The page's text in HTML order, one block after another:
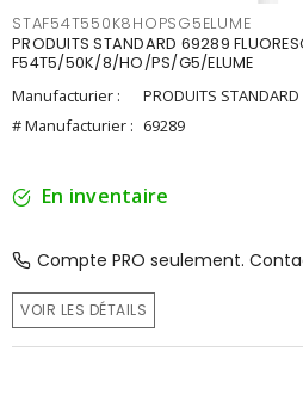
STAF54T550K8HOPSG5ELUME
PRODUITS STANDARD 69289
F54T5/50K/8/HO/PS/G5/ELUME
Manufacturier :
PRODUITS STANDARD
# Manufacturier : 69289
En inventaire
Compte PRO seulement.
VOIR LES DÉTAILS